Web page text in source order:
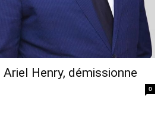
Henry, démissionne
0